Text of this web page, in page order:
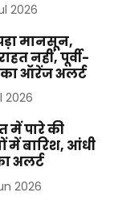
2026
मानसून,
नहीं, पूर्वी-
का ऑरेंज अलर्ट
2026
में पारे की
में बारिश, आंधी
अलर्ट
2026